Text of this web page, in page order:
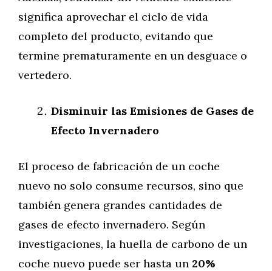
significa aprovechar el ciclo de vida
completo del producto, evitando que
termine prematuramente en un desguace o
vertedero.
Disminuir las Emisiones de Gases de
Efecto Invernadero
El proceso de fabricación de un coche
nuevo no solo consume recursos, sino que
también genera grandes cantidades de
gases de efecto invernadero. Según
investigaciones, la huella de carbono de un
coche nuevo puede ser hasta un 20%